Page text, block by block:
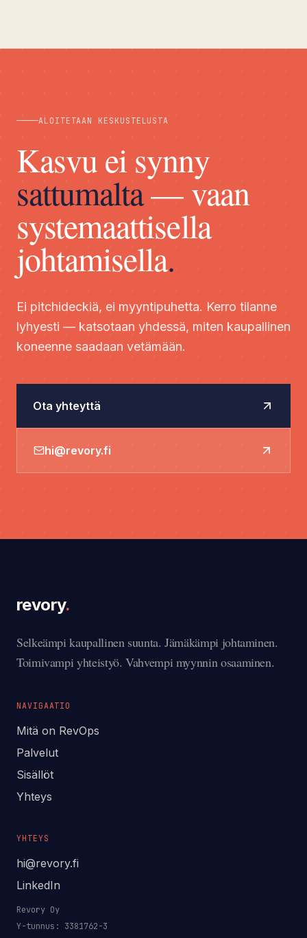
ALOITETAAN KESKUSTELUSTA
Kasvu ei synny
sattumalta— vaan
systemaattisella
johtamisella.
Ei pitchideckiä, ei myyntipuhetta. Kerro tilanne
lyhyesti — katsotaan yhdessä, miten kaupallinen
koneenne saadaan vetämään.
Ota yhteyttä
hi@revory.fi
revory.
Selkeämpi kaupallinen suunta. Jämäkämpi johtaminen.
Toimivampi yhteistyö. Vahvempi myynnin osaaminen.
NAVIGAATIO
Mitä on RevOps
Palvelut
Sisällöt
Yhteys
YHTEYS
hi@revory.fi
LinkedIn
Revory Oy
Y-tunnus: 3381762-3